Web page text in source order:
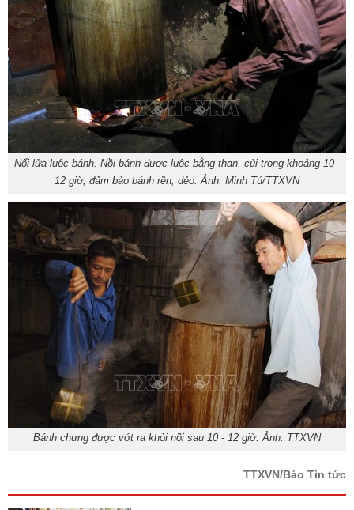
Nổi lửa luộc bánh. Nồi bánh được luộc bằng than, củi trong khoảng 10 -
12 giờ, đảm bảo bánh rền, dẻo. Ảnh: Minh Tú/TTXVN
Bánh chưng được vớt ra khỏi nồi sau 10 - 12 giờ. Ảnh: TTXVN
TTXVN/Báo Tin tức